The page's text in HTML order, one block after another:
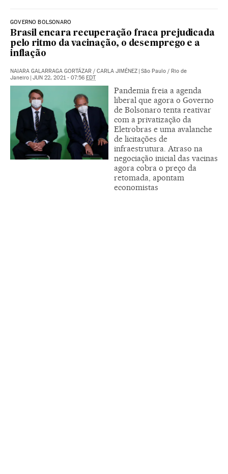
GOVERNO BOLSONARO
Brasil encara recuperação fraca prejudicada
pelo ritmo da vacinação, o desemprego e a
inflação
NAIARA GALARRAGA GORTÁZAR / CARLA JIMÉNEZ | São Paulo / Rio de
Janeiro | JUN 22, 2021 - 07:56 EDT
Pandemia freia a agenda
liberal que agora o Governo
de Bolsonaro tenta reativar
com a privatização da
Eletrobras e uma avalanche
de licitações de
infraestrutura. Atraso na
negociação inicial das vacinas
agora cobra o preço da
retomada, apontam
economistas